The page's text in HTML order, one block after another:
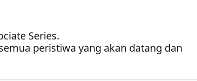
Series.
peristiwa yang akan datang dan